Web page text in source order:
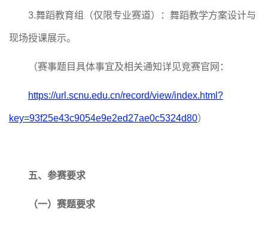
3.舞蹈教育组（仅限专业赛道）：舞蹈教学方案设计与
现场授课展示。
（赛事题目具体事宜及相关通知详见竞赛官网：
https://url.scnu.edu.cn/record/view/index.html?
key=93f25e43c9054e9e2ed27ae0c5324d80）
五、参赛要求
（一） 赛题要求